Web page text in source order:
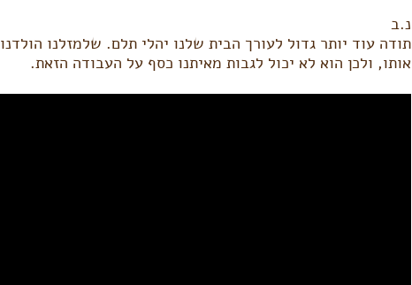
נ.ב
תודה עוד יותר גדול לעורך הבית שלנו יהלי תלם. שלמזלנו הולדנו
אותו, ולכן הוא לא יכול לגבות מאיתנו כסף על העבודה הזאת.